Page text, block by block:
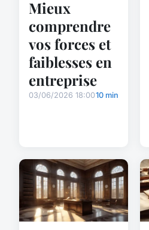
Mieux
comprendre
vos forces et
faiblesses en
entreprise
03/06/2026 18:0010 min